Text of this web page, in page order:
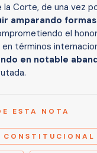
la Corte, de una vez
amparando
el
términos
en notable
ESTA NOTA
CONSTITUCIONAL